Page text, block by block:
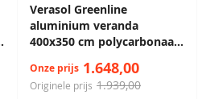
Verasol Greenline
aluminium veranda
400x350 cm polycarbonaat
Originele prijs 1.939,00
Onze prijs 1.648,00